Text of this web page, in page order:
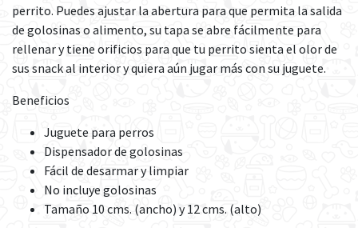
perrito. Puedes ajustar la abertura para que permita la salida
de golosinas o alimento, su tapa se abre fácilmente para
rellenar y tiene orificios para que tu perrito sienta el olor de
sus snack al interior y quiera aún jugar más con su juguete.
Beneficios
Juguete para perros
Dispensador de golosinas
Fácil de desarmar y limpiar
No incluye golosinas
Tamaño 10 cms. (ancho) y 12 cms. (alto)